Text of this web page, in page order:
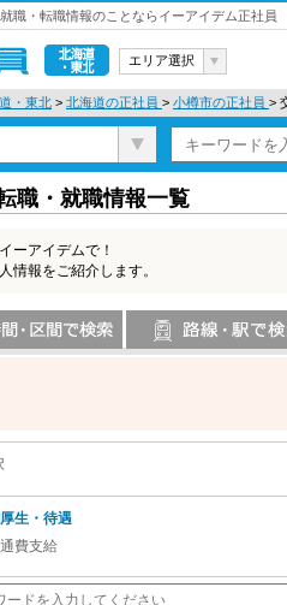
職・転職情報のことならイーアイデム正社員
北海道・東
北
エリア選択
・東北 > 北海道の正社員 > 小樽市の正社員 >
職・就職情報一覧
ーアイデムで！
情報をご紹介します。
生・待遇
費支給